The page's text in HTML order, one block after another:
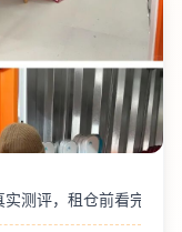
测评，租仓前看完